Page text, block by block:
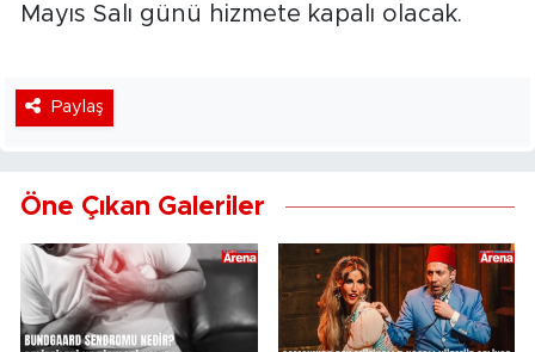
Mayıs Salı günü hizmete kapalı olacak.
Paylaş
Öne Çıkan Galeriler